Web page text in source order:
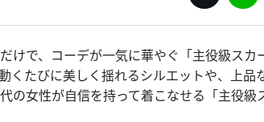
けで、コーデが一気に華やぐ「主役級スカ
くたびに美しく揺れるシルエットや、上品
の女性が自信を持って着こなせる「主役級